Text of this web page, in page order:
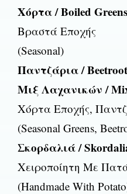
Χόρτα / Boiled Greens
Βραστά Εποχής
(Seasonal)
Παντζάρια /
Μιξ Λαχανικών /
Χόρτα Εποχής,
(Seasonal Greens,
Σκορδαλιά /
Χειροποίητη Με
(Handmade With